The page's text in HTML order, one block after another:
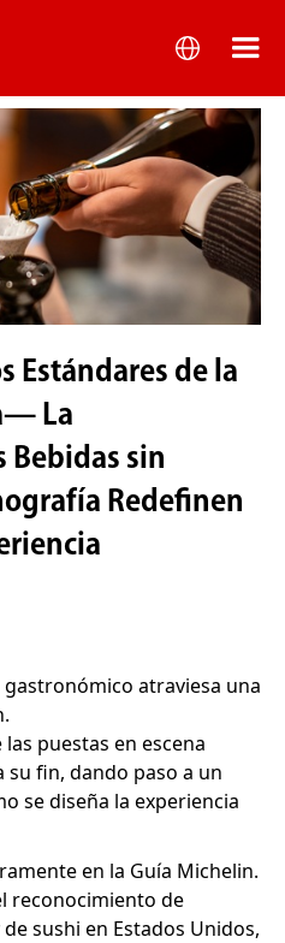
Estándares de la
La
Bebidas sin
Redefinen
gastronómico atraviesa una
puestas en escena
su fin, dando paso a un
se diseña la experiencia
en la Guía Michelin.
reconocimiento de
sushi en Estados Unidos,